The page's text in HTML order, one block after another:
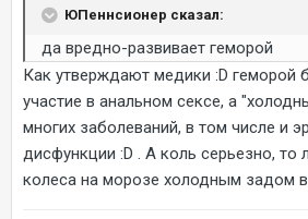
ЮПеннсионер сказал:
да вредно-развивает геморой
Как утверждают медики :D геморой
участие в анальном сексе, а
многих заболеваний, в том числе и
дисфункции :D . А коль серьезно, то
колеса на морозе холодным задом в